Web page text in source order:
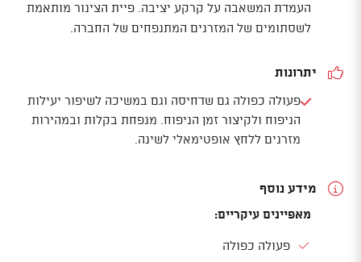
העמדת המשאבה על קרקע יציבה. פיית הצינור מותאמת
לשסתומים של המזרנים המתנפחים של החברה.
יתרונות
פעולה כפולה גם שדחיסה וגם במשיכה לשיפור יעילות
הניפוח ולקיצור זמן הניפוח. מנפחת בקלות ובמהירות
מזרנים ללחץ אופטימאלי לשינה.
מידע נוסף
מאפיינים עיקריים:
פעולה כפולה